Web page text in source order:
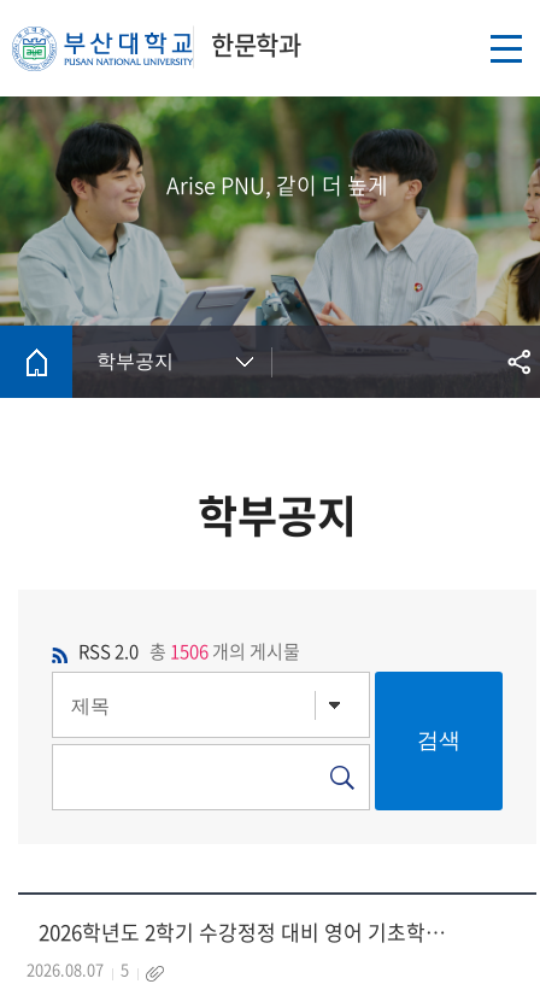
한문학과
Arise PNU, 같이 더 높게
학부공지
학부공지
RSS 2.0 총 1506개의 게시물
2026학년도 2학기 수강정정 대비 영어 기초학력 진단평가 실시 안내
2026.08.07 5